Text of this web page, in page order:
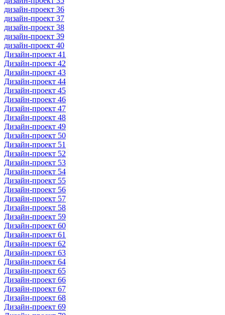
дизайн-проект 36
дизайн-проект 37
дизайн-проект 38
дизайн-проект 39
дизайн-проект 40
Дизайн-проект 41
Дизайн-проект 42
Дизайн-проект 43
Дизайн-проект 44
Дизайн-проект 45
Дизайн-проект 46
Дизайн-проект 47
Дизайн-проект 48
Дизайн-проект 49
Дизайн-проект 50
Дизайн-проект 51
Дизайн-проект 52
Дизайн-проект 53
Дизайн-проект 54
Дизайн-проект 55
Дизайн-проект 56
Дизайн-проект 57
Дизайн-проект 58
Дизайн-проект 59
Дизайн-проект 60
Дизайн-проект 61
Дизайн-проект 62
Дизайн-проект 63
Дизайн-проект 64
Дизайн-проект 65
Дизайн-проект 66
Дизайн-проект 67
Дизайн-проект 68
Дизайн-проект 69